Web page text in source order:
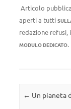
Articolo
aperti a tutti
redazione refusi,
MODULO DEDICATO.
Navigazione
← Un pianeta